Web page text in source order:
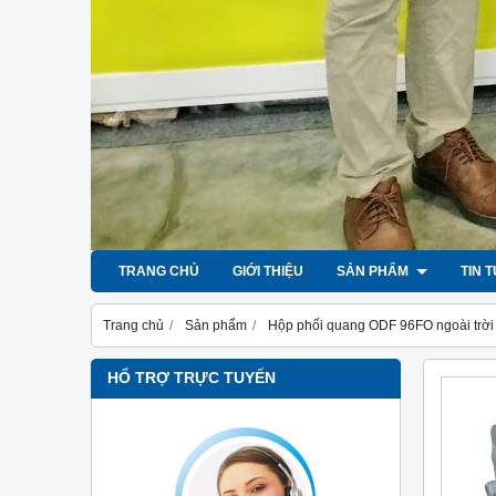
TRANG CHỦ GIỚI THIỆU SẢN PHẨM TIN
Trang chủ Sản phẩm Hộp phối quang ODF 96FO ngoài
HỔ TRỢ TRỰC TUYẾN